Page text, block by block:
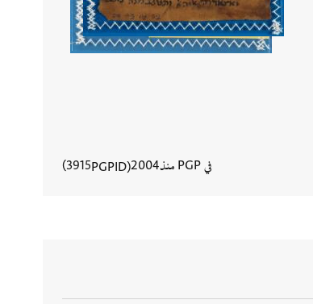
في PGP منذ 2004
PGPID
3915